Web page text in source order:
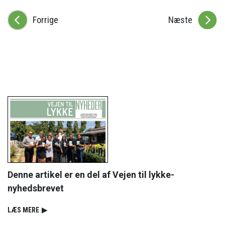
Forrige Næste
Denne artikel er en del af Vejen til lykke-
nyhedsbrevet
LÆS MERE ▶